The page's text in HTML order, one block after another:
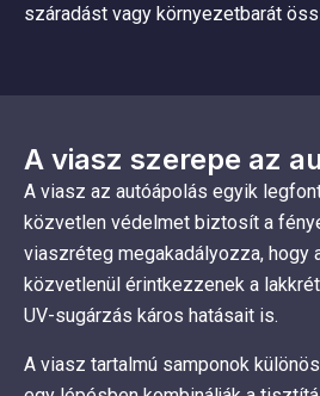
száradást vagy környezetbarát
A viasz szerepe az
A viasz az autóápolás egyik
közvetlen védelmet biztosít a
viaszréteg megakadályozza, hogy
közvetlenül érintkezzenek a
UV-sugárzás káros hatásait is.
A viasz tartalmú samponok